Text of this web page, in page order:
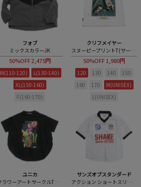
フォブ
ミックスカラーJK
50%OFF2,475円
M(110-120)
L(130-140)
XL(150-160)
F(160-170)
クリフメイヤー
スヌーピープリントT(サーフ)
50%OFF 1,980円
120 130 140
150
160
170
M(UNISEX)
L(UNISEX)
ユニカ
フラワーアートサークルTシャツ
サンズオブスタンダード
アクション ショートスリーブ